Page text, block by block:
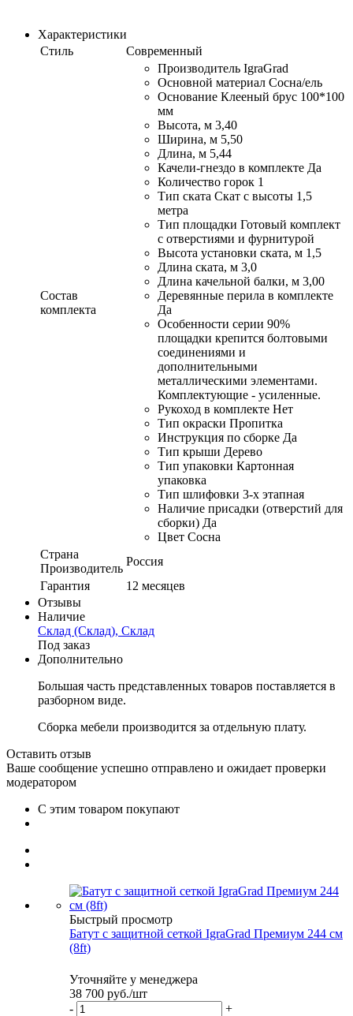
Характеристики
Стиль
Современный
Состав
комплекта
Производитель IgraGrad
Основной материал Сосна/ель
Основание Клееный брус 100*100
мм
Высота, м 3,40
Ширина, м 5,50
Длина, м 5,44
Качели-гнездо в комплекте Да
Количество горок 1
Тип ската Скат с высоты 1,5
метра
Тип площадки Готовый комплект
с отверстиями и фурнитурой
Высота установки ската, м 1,5
Длина ската, м 3,0
Длина качельной балки, м 3,00
Деревянные перила в комплекте
Да
Особенности серии 90%
площадки крепится болтовыми
соединениями и
дополнительными
металлическими элементами.
Комплектующие - усиленные.
Рукоход в комплекте Нет
Тип окраски Пропитка
Инструкция по сборке Да
Тип крыши Дерево
Тип упаковки Картонная
упаковка
Тип шлифовки 3-х этапная
Наличие присадки (отверстий для
сборки) Да
Цвет Сосна
Страна
Производитель
Россия
Гарантия
12 месяцев
Отзывы
Наличие
Склад (Склад), Склад
Под заказ
Дополнительно
Большая часть представленных товаров поставляется в
разборном виде.
Сборка мебели производится за отдельную плату.
Оставить отзыв
Ваше сообщение успешно отправлено и ожидает проверки
модератором
С этим товаром покупают
Быстрый просмотр
Батут с защитной сеткой IgraGrad Премиум 244 см
(8ft)
Уточняйте у менеджера
38 700 руб./шт
-
+